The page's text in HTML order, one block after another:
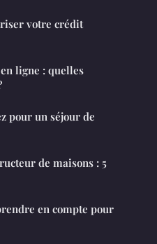
votre crédit
ligne : quelles
pour un séjour de
de maisons : 5
en compte pour